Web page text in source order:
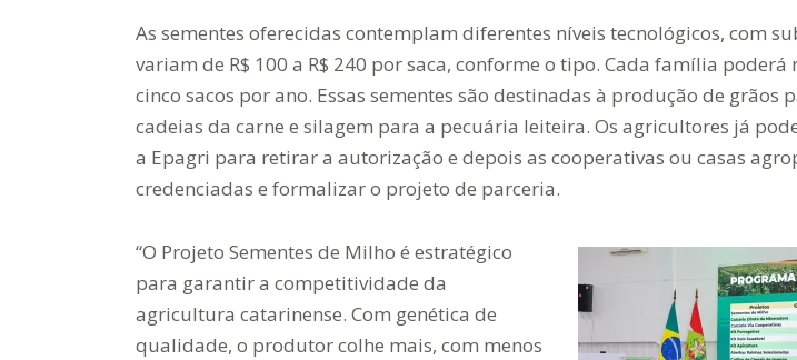
As sementes oferecidas contemplam diferentes níveis tecnológicos, com
variam de R$ 100 a R$ 240 por saca, conforme o tipo. Cada família poderá
cinco sacos por ano. Essas sementes são destinadas à produção de grãos
cadeias da carne e silagem para a pecuária leiteira. Os agricultores já
a Epagri para retirar a autorização e depois as cooperativas ou casas
credenciadas e formalizar o projeto de parceria.
“O Projeto Sementes de Milho é estratégico
para garantir a competitividade da
agricultura catarinense. Com genética de
qualidade, o produtor colhe mais, com menos